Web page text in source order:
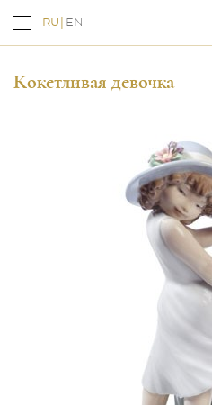
RU EN
Кокетливая девочка